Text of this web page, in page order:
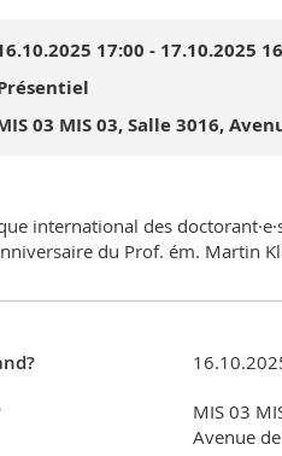
17:00 - 17.10.2025
03 MIS 03, Salle 3016,
international des
du Prof. ém. Martin
MIS 03
Avenue